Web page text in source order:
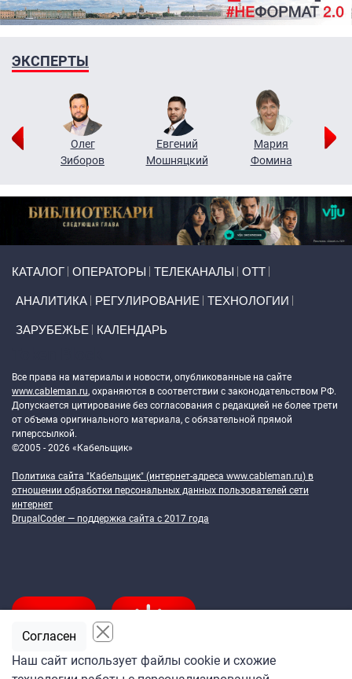
ЭКСПЕРТЫ
Олег
Зиборов
Евгений
Мошняцкий
Мария
Фомина
КАТАЛОГ ОПЕРАТОРЫ ТЕЛЕКАНАЛЫ ОТТ
АНАЛИТИКА РЕГУЛИРОВАНИЕ ТЕХНОЛОГИИ
ЗАРУБЕЖЬЕ КАЛЕНДАРЬ
Все права на материалы и новости, опубликованные на сайте
www.cableman.ru, охраняются в соответствии с законодательством РФ.
Допускается цитирование без согласования с редакцией не более трети
от объема оригинального материала, с обязательной прямой
гиперссылкой.
©2005 - 2026 «Кабельщик»
Политика сайта "Кабельщик" (интернет-адреса www.cableman.ru) в
отношении обработки персональных данных пользователей сети
интернет
DrupalCoder — поддержка сайта c 2017 года
Наш сайт использует файлы cookie и схожие
Согласен